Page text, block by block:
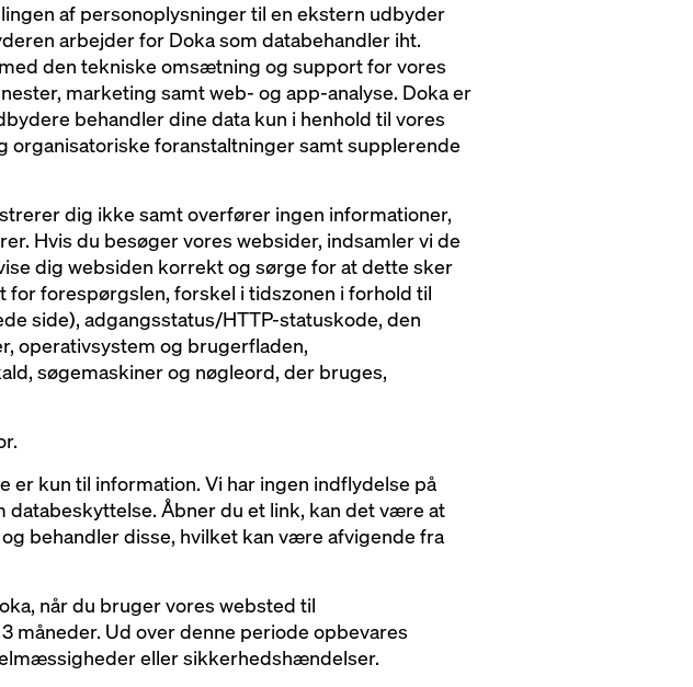
af personoplysninger til en ekstern udbyder
arbejder for Doka som databehandler iht.
den tekniske omsætning og support for vores
marketing samt web- og app-analyse. Doka er
behandler dine data kun i henhold til vores
foranstaltninger samt supplerende
dig ikke samt overfører ingen informationer,
Hvis du besøger vores websider, indsamler vi de
dig websiden korrekt og sørge for at dette sker
forespørgslen, forskel i tidszonen i forhold til
side), adgangsstatus/HTTP-statuskode, den
operativsystem og brugerfladen,
søgemaskiner og nøgleord, der bruges,
er kun til information. Vi har ingen indflydelse på
Åbner du et link, kan det være at
behandler disse, hvilket kan være afvigende fra
når du bruger vores websted til
måneder. Ud over denne periode opbevares
eller sikkerhedshændelser.